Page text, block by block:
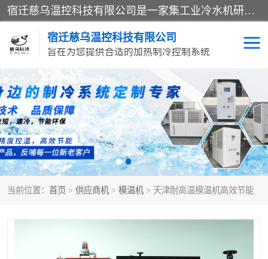
宿迁慈乌温控科技有限公司是一家集工业冷水机研发、制造、营销、服务于一体的技术生产型企业，经营范围包括：冷水机、螺杆式冷水机组、工业冷水机、水冷式冷水机、风冷式冷水机组、风冷螺杆式冷冻机组、冷冻机、注塑专用冷水机、混泥土专用冷水机、低温防爆冷水机组等。专业温控设备供应商 模温机/冷水机/导热油炉定制服务等
宿迁慈乌温控科技有限公司
旨在为您提供合适的加热制冷控制系统
当前位置： 首页 > 供应商机 > 模温机 > 天津耐高温模温机高效节能
冷水机 模温机
导热油加热器